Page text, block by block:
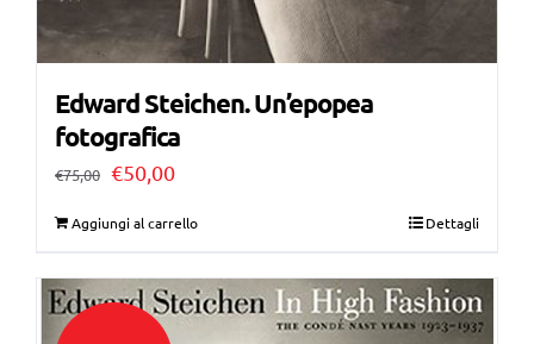
Edward Steichen. Un’epopea
fotografica
€75,00 Il
era:
€75,00.
€50,00Il
è:
€50,00.
Aggiungi al carrello Dettagli